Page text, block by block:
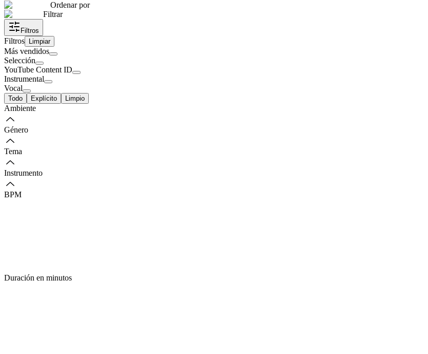
Ordenar por
Filtrar
Filtros
Filtros Limpiar
Más vendidos
Selección
YouTube Content ID
Instrumental
Vocal
Todo Explícito Limpio
Ambiente
Género
Tema
Instrumento
BPM
Duración en minutos